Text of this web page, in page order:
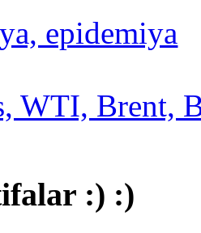
epidemiya
WTI, Brent,
:) :)